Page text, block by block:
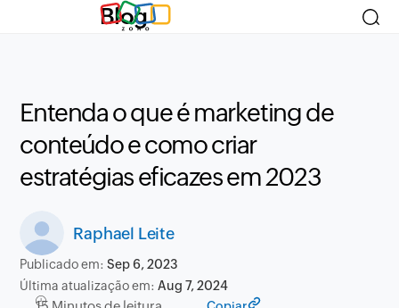
Blog
Entenda o que é marketing de
conteúdo e como criar
estratégias eficazes em 2023
Raphael Leite
Publicado em:Sep 6, 2023
Última atualização em:Aug 7, 2024